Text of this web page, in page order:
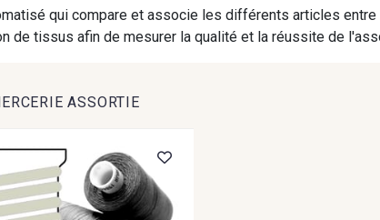
qui compare et associe les différents articles
de tissus afin de mesurer la qualité et la réussite de
ASSORTIE